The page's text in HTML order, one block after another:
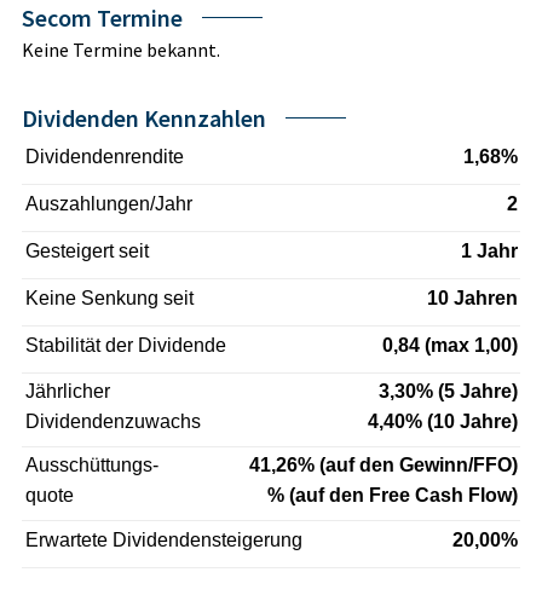
Secom Termine
Keine Termine bekannt.
Dividenden Kennzahlen
Dividendenrendite 1,68%
Auszahlungen/Jahr 2
Gesteigert seit 1 Jahr
Keine Senkung seit 10 Jahren
Stabilität der Dividende 0,84 (max 1,00)
Jährlicher
3,30% (5 Jahre)
Dividendenzuwachs
4,40% (10 Jahre)
Ausschüttungs-
41,26% (auf den Gewinn/FFO)
quote
% (auf den Free Cash Flow)
Erwartete Dividendensteigerung 20,00%